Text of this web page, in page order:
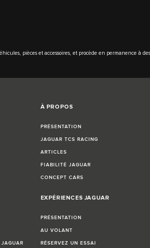
pièces et accessoires, et procède en permanence à
À PROPOS
PRÉSENTATION
JAGUAR TCS RACING
ARTICLES
FIABILITÉ JAGUAR
CONCEPT CARS
EXPÉRIENCES JAGUAR
PRÉSENTATION
AU VOLANT
RÉSERVEZ UN ESSAI